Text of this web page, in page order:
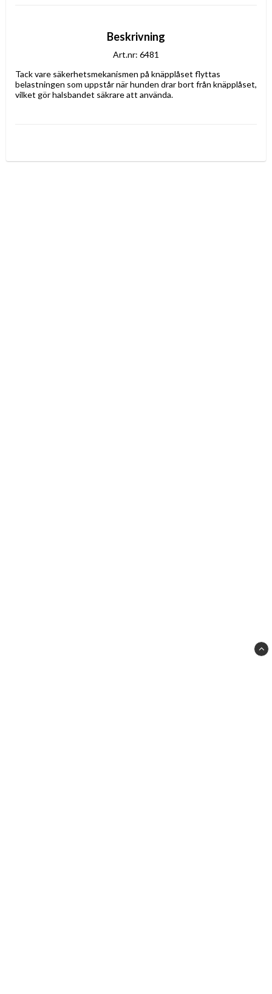
Beskrivning
Art.nr: 6481
Tack vare säkerhetsmekanismen på knäpplåset flyttas
belastningen som uppstår när hunden drar bort från knäpplåset,
vilket gör halsbandet säkrare att använda.